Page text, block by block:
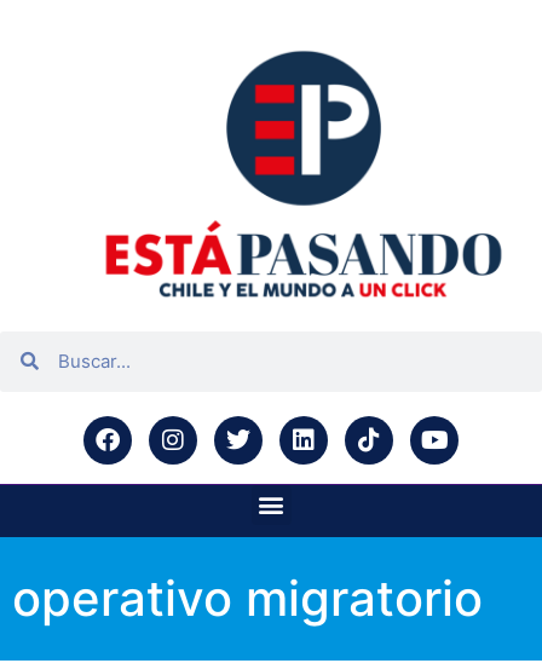
operativo migratorio